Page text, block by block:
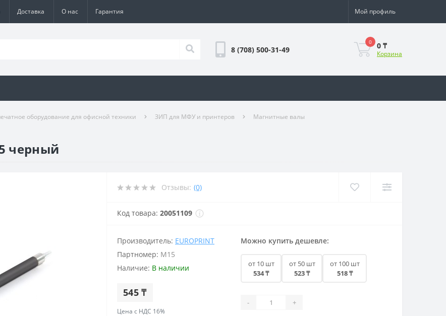
Доставка О нас Гарантия Мой профиль
8 (708) 500-31-49
0 0 ₸
Корзина
оборудование для офисной техники ЗИП для МФУ и принтеров
Магнитные валы
черный
Отзывы: (0)
Код товара: 20051109
Производитель: EUROPRINT
Партномер: M15
Наличие: В наличии
545 ₸
Цена с НДС 16%
Можно купить дешевле:
от 10 шт
534 ₸
от 50 шт
523 ₸
от 100 шт
518 ₸
- +